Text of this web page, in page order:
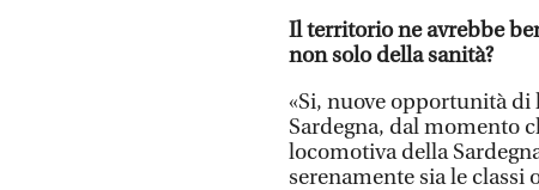
Il territorio ne avrebbe
non solo della sanità?
«Si, nuove opportunità di
Sardegna, dal momento
locomotiva della
serenamente sia le